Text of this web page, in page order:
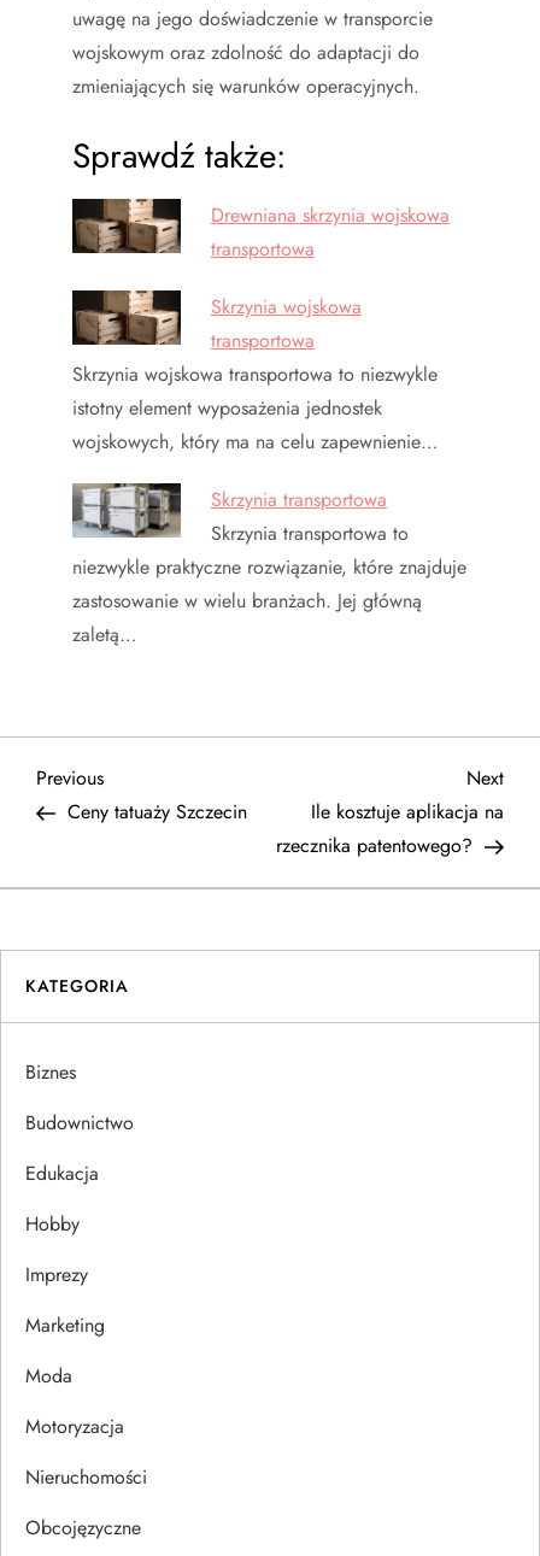
uwagę na jego doświadczenie w transporcie
wojskowym oraz zdolność do adaptacji do
zmieniających się warunków operacyjnych.
Sprawdź także:
Drewniana skrzynia wojskowa
transportowa
Skrzynia wojskowa
transportowa
Skrzynia wojskowa transportowa to niezwykle
istotny element wyposażenia jednostek
wojskowych, który ma na celu zapewnienie…
Skrzynia transportowa
Skrzynia transportowa to
niezwykle praktyczne rozwiązanie, które znajduje
zastosowanie w wielu branżach. Jej główną
zaletą…
N
w
i
g
a
c
j
a
w
p
i
s
u
Previous
Post
Previous
Ceny tatuaży Szczecin
Next
Next
Ile kosztuje aplikacja na
rzecznika patentowego?
KATEGORIA
Biznes
Budownictwo
Edukacja
Hobby
Imprezy
Marketing
Moda
Motoryzacja
Nieruchomości
Obcojęzyczne